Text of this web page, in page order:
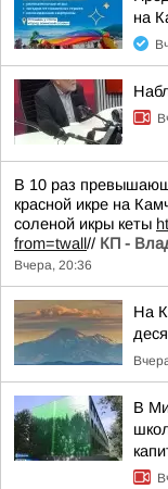
на
В 10 раз
красной икре на
соленой икры кеты
from=twall// КП -
Вчера, 20:36
На
В